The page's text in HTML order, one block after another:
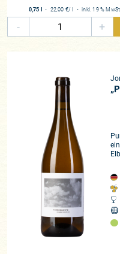
Kalkmergeln ebenso wie
Bodenauflagen geprägte
mittlerweile einer der
stammt, sowie unser
Anlagen mit Chardonnay
kürzlich eine Parzelle mit
Fels übernehmen
Dolomitgestein ablesen
schon von den Römern
über Jahrhunderte
Satzes.Wurde der Elbling
denen früher
wurden, gelesen und
angelegter Weinberge
aromatischeren Sorten
0,75 l ・ 22,00 €/ l ・inkl. 19 %
- +